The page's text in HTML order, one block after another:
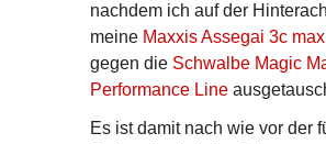
nachdem ich auf der
meine Maxxis Assegai 3c
gegen die Schwalbe Magic
Performance Line
Es ist damit nach wie vor der